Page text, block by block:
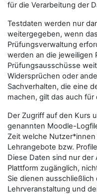
für die Verarbeitung der
Testdaten werden nur
weitergegeben, wenn
Prüfungsverwaltung
werden an die jeweiligen
Prüfungsausschüsse
Widersprüchen oder
Sachverhalten, die eine
machen, gilt das auch
Der Zugriff auf den Kurs
genannten Moodle-
Zeit welche
Lehrangebote bzw.
Diese Daten sind nur
Plattform zugänglich,
Sie dienen
Lehrveranstaltung und